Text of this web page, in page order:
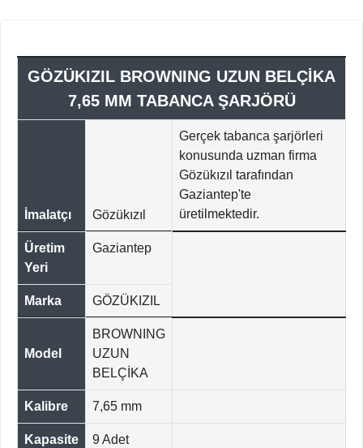
GÖZÜKIZIL BROWNING UZUN BELÇİKA
7,65 MM TABANCA ŞARJÖRÜ
İmalatçı Gözükızıl
Gerçek tabanca şarjörleri
konusunda uzman firma
Gözükızıl tarafından
Gaziantep'te
üretilmektedir.
Üretim
Yeri
Gaziantep
Marka GÖZÜKIZIL
Model
BROWNING
UZUN
BELÇİKA
Kalibre 7,65 mm
Kapasite 9 Adet